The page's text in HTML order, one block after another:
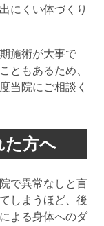
にくい体づくり
施術が大事で
ともあるため、
当院にご相談く
た方へ
で異常なしと言
しまうほど、後
よる身体へのダ